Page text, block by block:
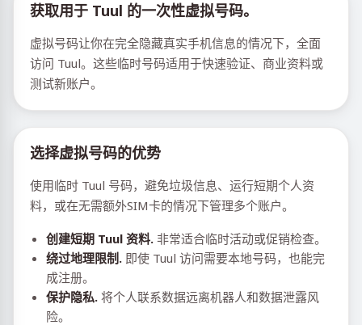
获取用于 Tuul 的一次性虚拟号码。
虚拟号码让你在完全隐藏真实手机信息的情况下，全面
访问 Tuul。这些临时号码适用于快速验证、商业资料或
测试新账户。
选择虚拟号码的优势
使用临时 Tuul 号码，避免垃圾信息、运行短期个人资
料，或在无需额外SIM卡的情况下管理多个账户。
创建短期 Tuul 资料. 非常适合临时活动或促销检查。
绕过地理限制. 即使 Tuul 访问需要本地号码，也能完
成注册。
保护隐私. 将个人联系数据远离机器人和数据泄露风
险。